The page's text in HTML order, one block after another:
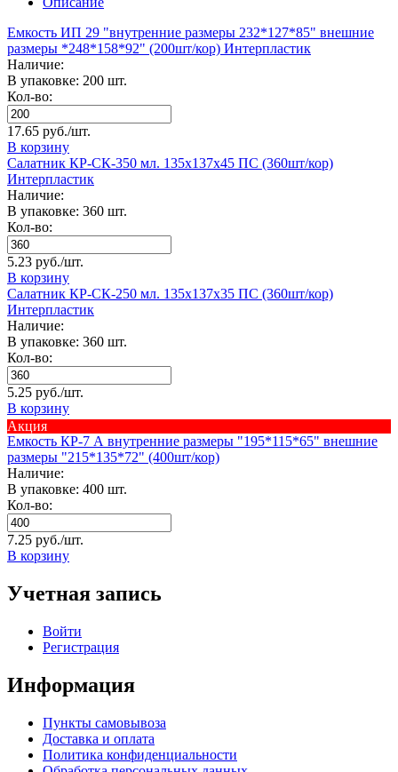
Емкость ИП 29 "внутренние размеры 232*127*85" внешние
размеры *248*158*92" (200шт/кор) Интерпластик
Наличие:
В упаковке: 200 шт.
Кол-во:
17.65 руб./шт.
В корзину
Салатник КР-СК-350 мл. 135х137х45 ПС (360шт/кор)
Интерпластик
Наличие:
В упаковке: 360 шт.
Кол-во:
5.23 руб./шт.
В корзину
Салатник КР-СК-250 мл. 135х137х35 ПС (360шт/кор)
Интерпластик
Наличие:
В упаковке: 360 шт.
Кол-во:
5.25 руб./шт.
В корзину
Акция
Емкость КР-7 А внутренние размеры "195*115*65" внешние
размеры "215*135*72" (400шт/кор)
Наличие:
В упаковке: 400 шт.
Кол-во:
7.25 руб./шт.
В корзину
Учетная запись
Войти
Регистрация
Информация
Пункты самовывоза
Доставка и оплата
Политика конфиденциальности